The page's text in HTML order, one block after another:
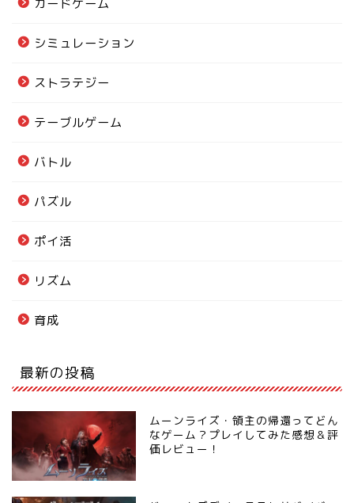
カードゲーム
シミュレーション
ストラテジー
テーブルゲーム
バトル
パズル
ポイ活
リズム
育成
最新の投稿
ムーンライズ・領主の帰還ってどん
なゲーム？プレイしてみた感想＆評
価レビュー！